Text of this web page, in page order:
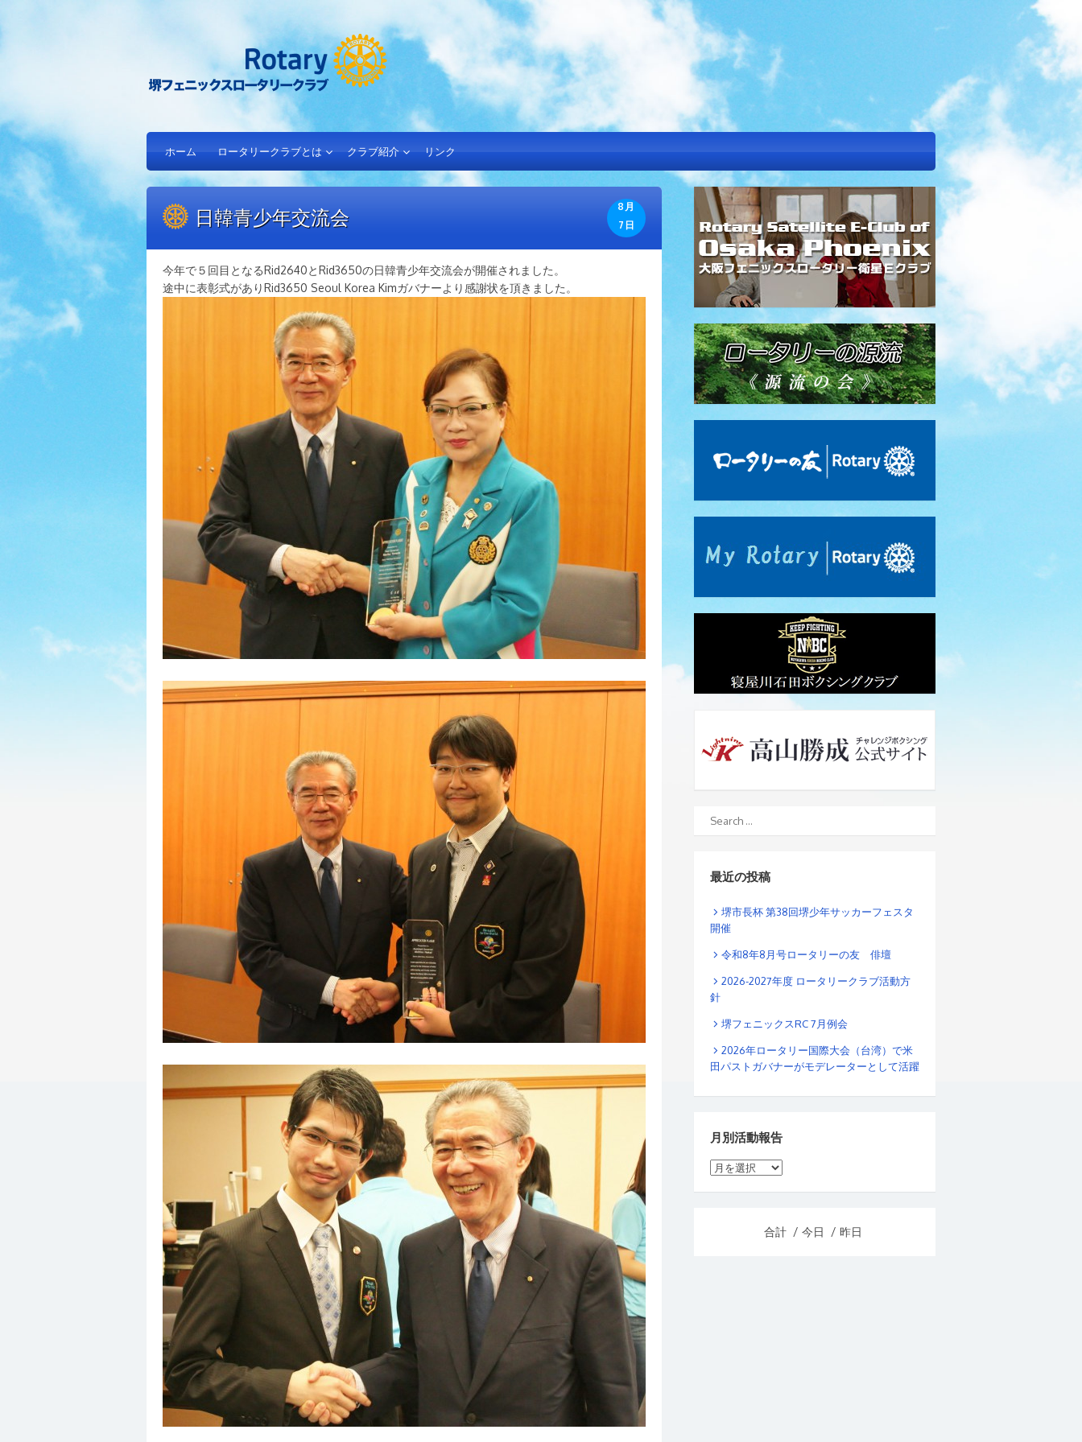
ホーム ロータリークラブとは クラブ紹介 リンク
8月
7日
日韓青少年交流会
今年で５回目となるRid2640とRid3650の日韓青少年交流会が開催されました。
途中に表彰式がありRid3650 Seoul Korea Kimガバナーより感謝状を頂きました。
最近の投稿
堺市長杯 第38回堺少年サッカーフェスタ
開催
令和8年8月号ロータリーの友 俳壇
2026-2027年度 ロータリークラブ活動方
針
堺フェニックスRC 7月例会
2026年ロータリー国際大会（台湾）で米
田パストガバナーがモデレーターとして活躍
月別活動報告
月
合計 / 今日 / 昨日